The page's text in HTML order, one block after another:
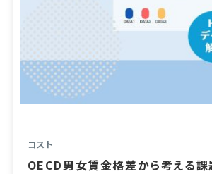
コスト
OECD男女賃金格差から考える